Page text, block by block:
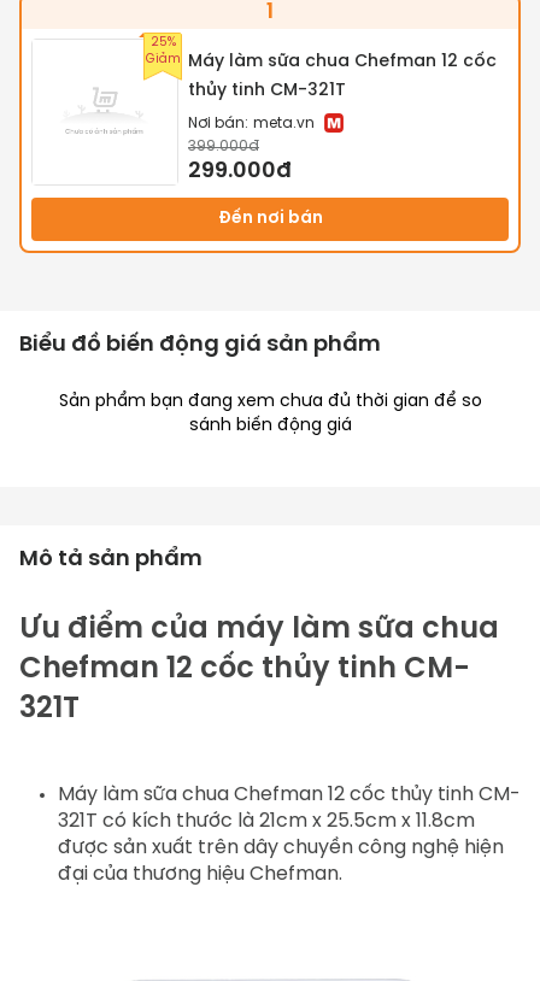
1
25%
Giảm
Máy làm sữa chua Chefman 12 cốc
thủy tinh CM-321T
Nơi bán: meta.vn
399.000đ
299.000đ
Đến nơi bán
Biểu đồ biến động giá sản phẩm
Sản phẩm bạn đang xem chưa đủ thời gian để so
sánh biến động giá
Mô tả sản phẩm
Ưu điểm của máy làm sữa chua
Chefman 12 cốc thủy tinh CM-
321T
Máy làm sữa chua Chefman 12 cốc thủy tinh CM-
321T có kích thước là 21cm x 25.5cm x 11.8cm
được sản xuất trên dây chuyền công nghệ hiện
đại của thương hiệu Chefman.